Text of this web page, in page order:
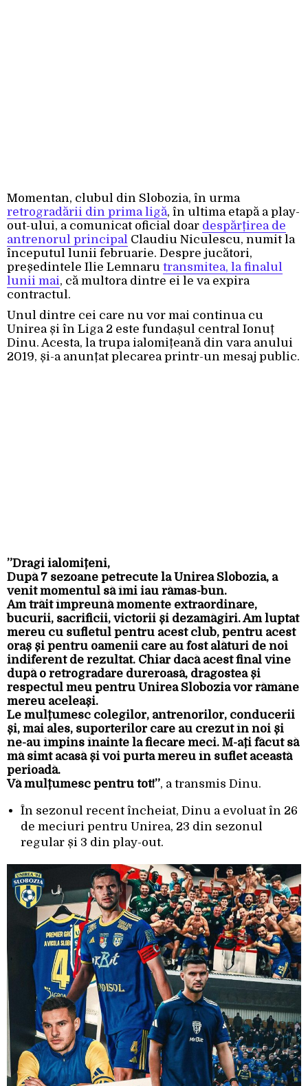
Momentan, clubul din Slobozia, în urma
retrogradării din prima ligă, în ultima etapă a play-
out-ului, a comunicat oficial doar despărțirea de
antrenorul principal Claudiu Niculescu, numit la
începutul lunii februarie. Despre jucători,
președintele Ilie Lemnaru transmitea, la finalul
lunii mai, că multora dintre ei le va expira
contractul.
Unul dintre cei care nu vor mai continua cu
Unirea și în Liga 2 este fundașul central Ionuț
Dinu. Acesta, la trupa ialomițeană din vara anului
2019, și-a anunțat plecarea printr-un mesaj public.
”Dragi ialomițeni,
După 7 sezoane petrecute la Unirea Slobozia, a
venit momentul să îmi iau rămas-bun.
Am trăit împreună momente extraordinare,
bucurii, sacrificii, victorii și dezamăgiri. Am luptat
mereu cu sufletul pentru acest club, pentru acest
oraș și pentru oamenii care au fost alături de noi
indiferent de rezultat. Chiar dacă acest final vine
după o retrogradare dureroasă, dragostea și
respectul meu pentru Unirea Slobozia vor rămâne
mereu aceleași.
Le mulțumesc colegilor, antrenorilor, conducerii
și, mai ales, suporterilor care au crezut în noi și
ne-au împins înainte la fiecare meci. M-ați făcut să
mă simt acasă și voi purta mereu în suflet această
perioadă.
Vă mulțumesc pentru tot!”, a transmis Dinu.
În sezonul recent încheiat, Dinu a evoluat în 26
de meciuri pentru Unirea, 23 din sezonul
regular și 3 din play-out.